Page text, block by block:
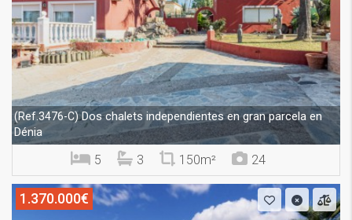
(Ref.3476-C)Dos chalets independientes en gran parcela en
Dénia
5 3 150m² 24
1.370.000€